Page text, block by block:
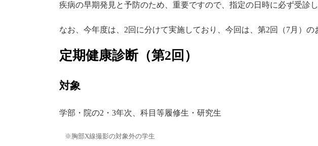
疾病の早期発見と予防のため、重要ですので、指定の日時に必ず受診し
なお、今年度は、2回に分けて実施しており、今回は、第2回（7月）の
定期健康診断（第2回）
対象
学部・院の2・3年次、科目等履修生・研究生
胸部X線撮影の対象外の学生